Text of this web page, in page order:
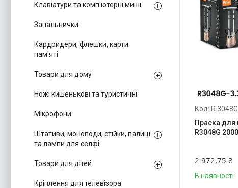
R 3048G
Праска для
R3048G
2 972,75 ₴
В наявності
Клавіатури та комп'ютерні миші
Запальнички
Кардридери, флешки, карти
пам'яті
Товари для дому
Ножі кишенькові та туристичні
Мікрофони
Штативи, моноподи, стійки, палиці
та лампи для селфі
Товари для дітей
Кріплення для телевізора